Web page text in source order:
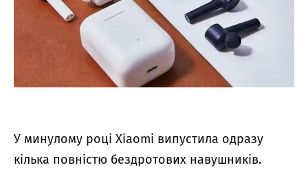
У минулому році Xiaomi випустила одразу
кілька повністю бездротових навушників.